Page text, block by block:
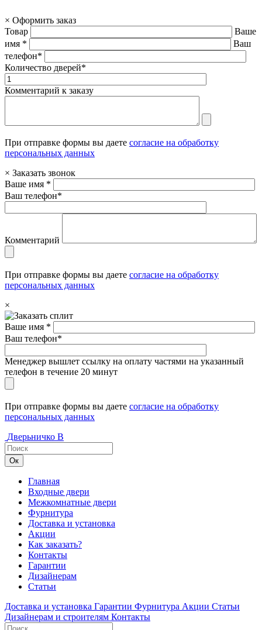
× Оформить заказ
Товар
Ваше
имя *
Ваш
телефон*
Количество дверей*
Комментарий к заказу
При отправке формы вы даете согласие на обработку
персональных данных
× Заказать звонок
Ваше имя *
Ваш телефон*
Комментарий
При отправке формы вы даете согласие на обработку
персональных данных
×
Ваше имя *
Ваш телефон*
Менеджер вышлет ссылку на оплату частями на указанный
телефон в течение 20 минут
При отправке формы вы даете согласие на обработку
персональных данных
Дверьничко В
Главная
Входные двери
Межкомнатные двери
Фурнитура
Доставка и установка
Акции
Как заказать?
Контакты
Гарантии
Дизайнерам
Статьи
Доставка и установка Гарантии Фурнитура Акции Статьи
Дизайнерам и строителям Контакты